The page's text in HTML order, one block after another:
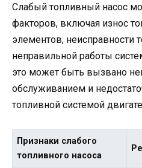
Слабый топливный насос
факторов, включая износ
элементов, неисправности
неправильной работы
это может быть вызвано
обслуживанием и
топливной системой
Признаки слабого
топливного насоса